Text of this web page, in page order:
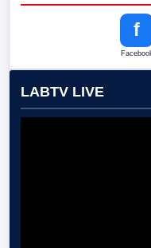
f
LABTV LIVE